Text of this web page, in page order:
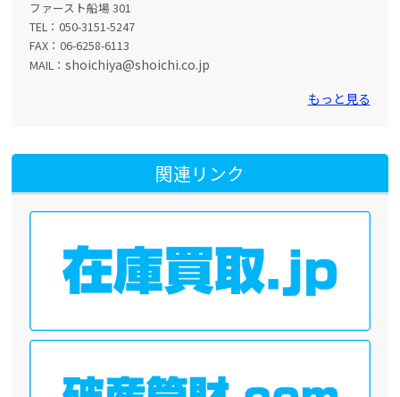
ファースト船場 301
TEL：050-3151-5247
FAX：06-6258-6113
MAIL：shoichiya@shoichi.co.jp
もっと見る
関連リンク